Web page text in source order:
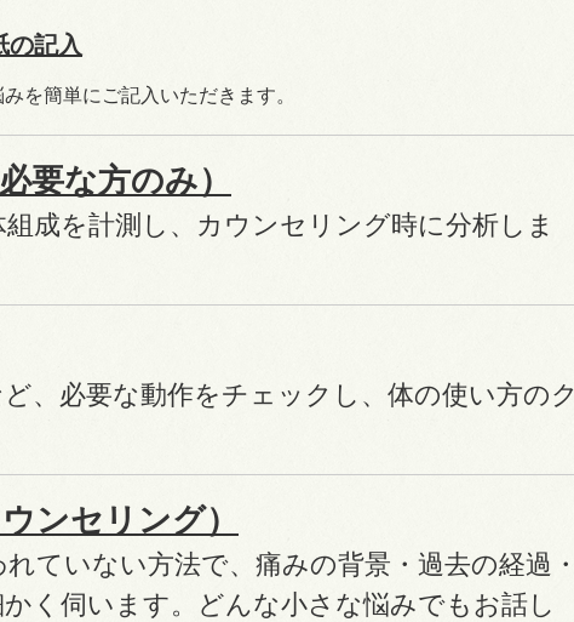
記入
を簡単にご記入いただきます。
要な方のみ）
成を計測し、カウンセリング時に分析しま
、必要な動作をチェックし、 体の使い方のク
ンセリング）
ていない方法で、 痛みの背景・過去の経過・
く伺います。
どんな小さな悩みでもお話し